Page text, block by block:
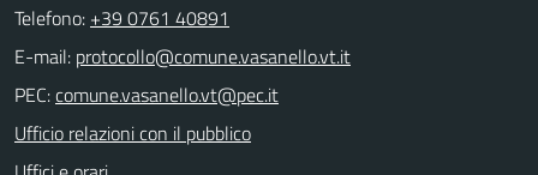
Telefono: +39 0761 40891
E-mail:
PEC:
Ufficio relazioni con il pubblico